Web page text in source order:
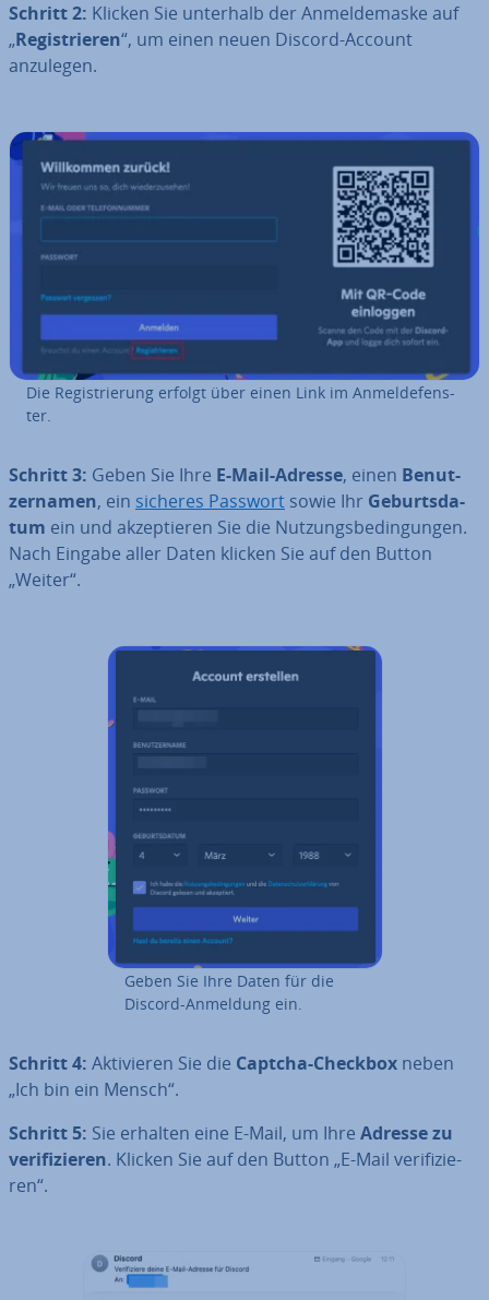
Schritt 2: Klicken Sie unterhalb der An­mel­de­mas­ke auf
„Re­gis­trie­ren“, um einen neuen Discord-Account
anzulegen.
Die Re­gis­trie­rung erfolgt über einen Link im An­mel­de­fens­
ter.
Schritt 3: Geben Sie Ihre E-Mail-Adresse, einen Be­nut­
zer­na­men, ein sicheres Passwort sowie Ihr Ge­burts­da­
tum ein und ak­zep­tie­ren Sie die Nut­zungs­be­din­gun­gen.
Nach Eingabe aller Daten klicken Sie auf den Button
„Weiter“.
Geben Sie Ihre Daten für die
Discord-Anmeldung ein.
Schritt 4: Ak­ti­vie­ren Sie die Captcha-Checkbox neben
„Ich bin ein Mensch“.
Schritt 5: Sie erhalten eine E-Mail, um Ihre Adresse zu
ve­ri­fi­zie­ren. Klicken Sie auf den Button „E-Mail ve­ri­fi­zie­
ren“.